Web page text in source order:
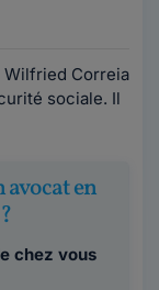
Wilfried Correia
sociale. Il
en
chez vous